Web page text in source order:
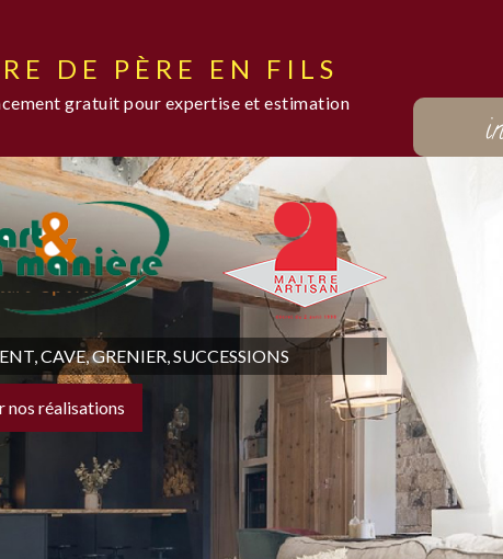
DE PÈRE EN FILS
gratuit pour expertise et estimation
CAVE, GRENIER, SUCCESSIONS
nos réalisations